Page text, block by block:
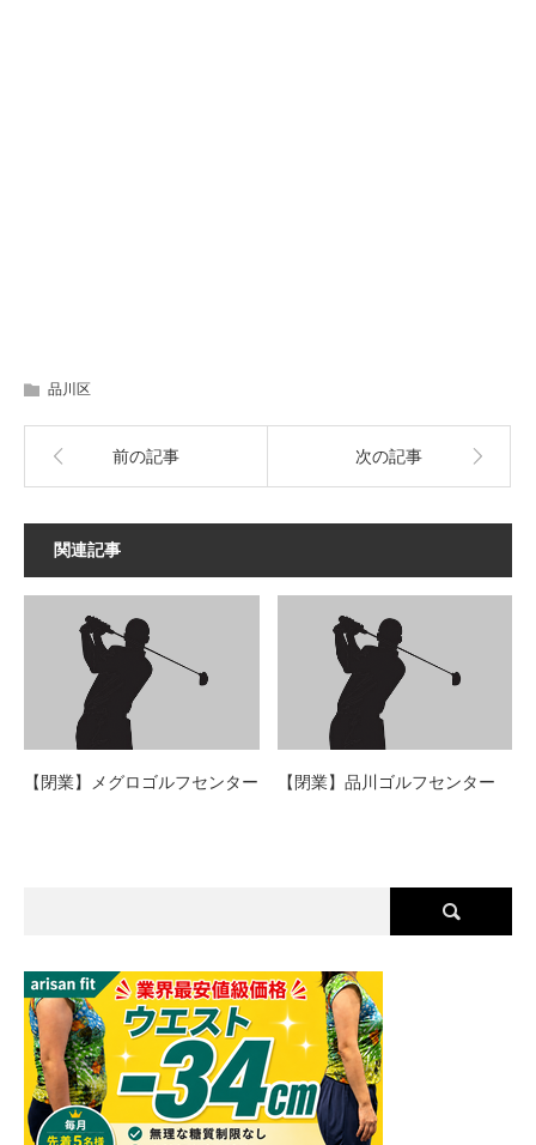
品川区
前の記事 次の記事
関連記事
【閉業】メグロゴルフセンター 【閉業】品川ゴルフセンター